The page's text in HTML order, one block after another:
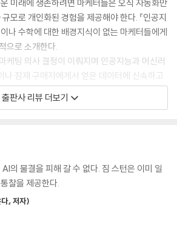
역
할
해보자
내놓기 시작할 때까지 대화를 이어나가면, 기
내놓게 되며, 그런 후에는 인간보다 훨씬 짧은
를 내놓는다. (120쪽)
스와 분석, 마케팅 조사를 통해 찾아낸 결과를
을 가장 효과적으로 접목하기 위한 방법을 탐색
차세대 마케팅 슈퍼히어로를 개발하기 위해 I
슨에서 파생된 이퀄스3의 루시와 협력 중이다.
전략 질문에 답을 할 수 있도록 지원하는 포털
를 검색하기 시작합니다. 우리는 루시가 올바
지 답을 합니다. 루시가 제대로 작동하고 있다
을 하고 있는지 알려줍니다. 그러면 루시는 그
미래에 생존하려면 마케터들은 오직 자동화만
모로 개인화된 경험을 제공해야 한다. 『인공지
나 수학에 대한 배경지식이 없는 마케터들에게
으로 소개한다.
케팅 의사 결정이 이뤄지며 인공지능과 머신러
나 잠재 구매자에게서 얻은 데이터에 신속하고
고객에게 딱 맞는 제품과 구매 경험을 제공하는
매를 할지 말지 기회를 살피고 있는 구매자에
을 낮추고, 고객 만족도를 높이고, 고객의 관
을 찾아내기 위해 인공지능과 머신러닝을 활용
록 돕는다. 책에서 제시하는 목표를 요약하면
출판사 리뷰 더보기
의 물결을 피해 갈 수 없다. 짐 스턴은 이미 일
찰을 제공한다.
』 저자)